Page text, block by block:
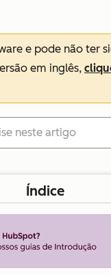
e pode não ter
em inglês,
Índice